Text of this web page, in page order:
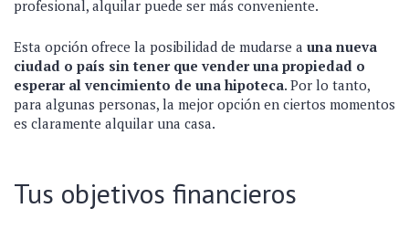
profesional, alquilar puede ser más conveniente.
Esta opción ofrece la posibilidad de mudarse a una nueva
ciudad o país sin tener que vender una propiedad o
esperar al vencimiento de una hipoteca. Por lo tanto,
para algunas personas, la mejor opción en ciertos momentos
es claramente alquilar una casa.
Tus objetivos financieros